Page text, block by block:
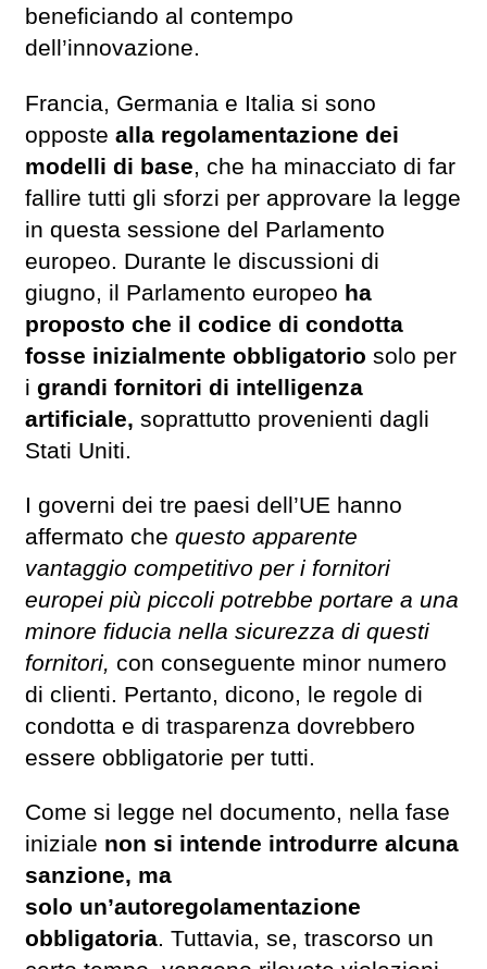
beneficiando al contempo
dell’innovazione.
Francia, Germania e Italia si sono
opposte alla regolamentazione dei
modelli di base, che ha minacciato di far
fallire tutti gli sforzi per approvare la legge
in questa sessione del Parlamento
europeo. Durante le discussioni di
giugno, il Parlamento europeo ha
proposto che il codice di condotta
fosse inizialmente obbligatorio solo per
i grandi fornitori di intelligenza
artificiale, soprattutto provenienti dagli
Stati Uniti.
I governi dei tre paesi dell’UE hanno
affermato che questo apparente
vantaggio competitivo per i fornitori
europei più piccoli potrebbe portare a una
minore fiducia nella sicurezza di questi
fornitori, con conseguente minor numero
di clienti. Pertanto, dicono, le regole di
condotta e di trasparenza dovrebbero
essere obbligatorie per tutti.
Come si legge nel documento, nella fase
iniziale non si intende introdurre alcuna
sanzione, ma
solo un’autoregolamentazione
obbligatoria. Tuttavia, se, trascorso un